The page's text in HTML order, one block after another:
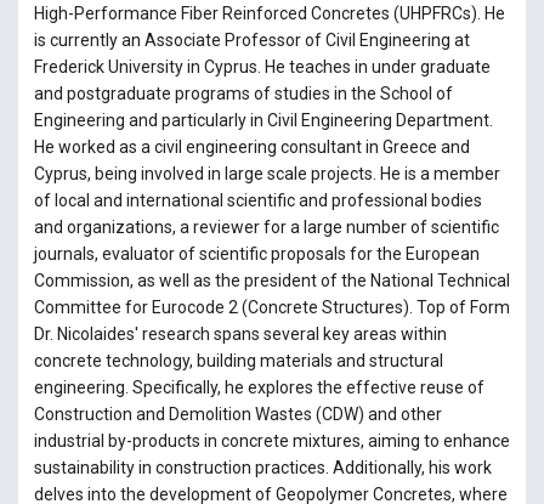
High-Performance Fiber Reinforced Concretes (UHPFRCs). He
is currently an Associate Professor of Civil Engineering at
Frederick University in Cyprus. He teaches in under graduate
and postgraduate programs of studies in the School of
Engineering and particularly in Civil Engineering Department.
He worked as a civil engineering consultant in Greece and
Cyprus, being involved in large scale projects. He is a member
of local and international scientific and professional bodies
and organizations, a reviewer for a large number of scientific
journals, evaluator of scientific proposals for the European
Commission, as well as the president of the National Technical
Committee for Eurocode 2 (Concrete Structures). Top of Form
Dr. Nicolaides' research spans several key areas within
concrete technology, building materials and structural
engineering. Specifically, he explores the effective reuse of
Construction and Demolition Wastes (CDW) and other
industrial by-products in concrete mixtures, aiming to enhance
sustainability in construction practices. Additionally, his work
delves into the development of Geopolymer Concretes, where